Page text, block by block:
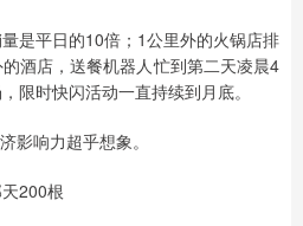
是平日的10倍；1公里外的火锅店排
酒店，送餐机器人忙到第二天凌晨4
限时快闪活动一直持续到月底。
影响力超乎想象。
200根